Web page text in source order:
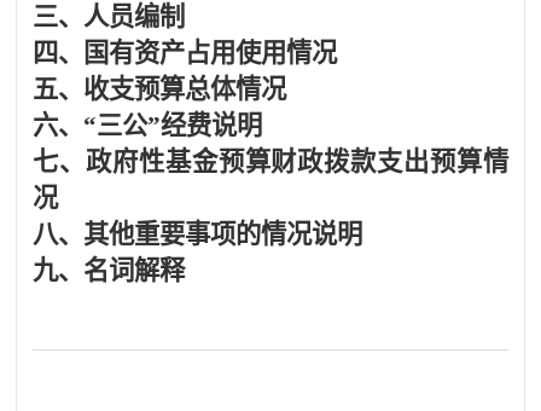
三、 人员编制
四、
国有资产占用使用情况
五、 收支预算总体情况
六、 “三公”经费说明
七、 政府性基金预算财政拨款支出预算情
况
八、 其他重要事项的情况说明
九、 名词解释